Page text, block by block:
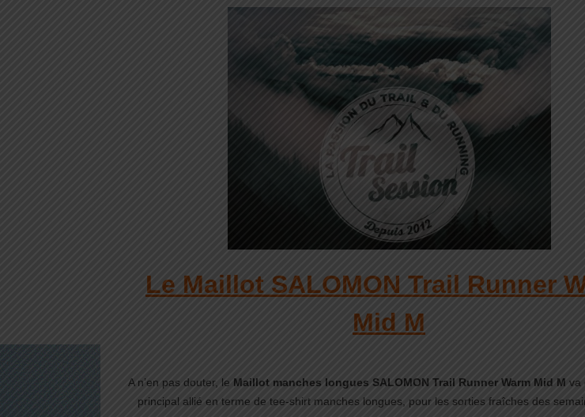
Le Maillot SALOMON Trail Runner
Mid M
A n’en pas douter, le Maillot manches longues SALOMON Trail Runner Warm Mid M va
principal allié en terme de tee-shirt manches longues, pour les sorties fraîches des